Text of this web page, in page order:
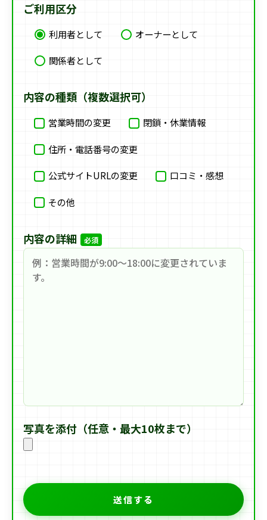
ご利用区分
利用者として
オーナーとして
関係者として
内容の種類（複数選択可）
営業時間の変更 閉鎖・休業情報
住所・電話番号の変更
公式サイトURLの変更 口コミ・感想
その他
内容の詳細 必須
写真を添付（任意・最大10枚まで）